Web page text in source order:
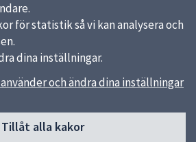
för statistik så vi kan analysera och
dina inställningar.
och ändra dina inställningar
Tillåt alla kakor